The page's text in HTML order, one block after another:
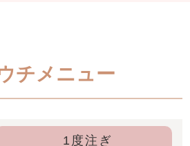
チメニュー
1度注ぎ